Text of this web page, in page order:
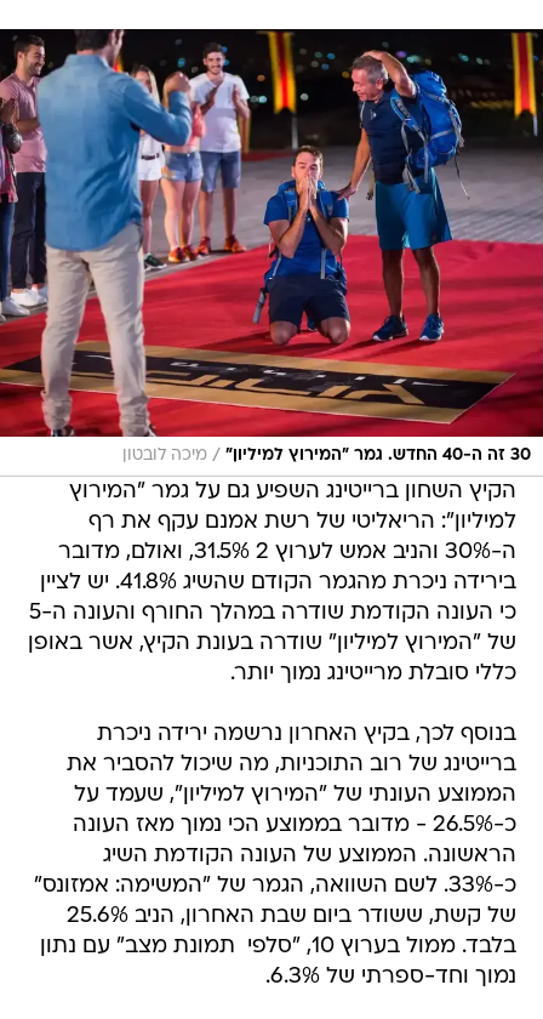
30 זה ה-40 החדש. גמר "המירוץ למיליון" / מיכה לובטון
הקיץ השחון ברייטינג השפיע גם על גמר "המירוץ
למיליון": הריאליטי של רשת אמנם עקף את רף
ה-30% והניב אמש לערוץ 2 31.5%, ואולם, מדובר
בירידה ניכרת מהגמר הקודם שהשיג 41.8%. יש לציין
כי העונה הקודמת שודרה במהלך החורף והעונה ה-5
של "המירוץ למיליון" שודרה בעונת הקיץ, אשר באופן
כללי סובלת מרייטינג נמוך יותר.
בנוסף לכך, בקיץ האחרון נרשמה ירידה ניכרת
ברייטינג של רוב התוכניות, מה שיכול להסביר את
הממוצע העונתי של "המירוץ למיליון", שעמד על
כ-26.5% - מדובר בממוצע הכי נמוך מאז העונה
הראשונה. הממוצע של העונה הקודמת השיג
כ-33%. לשם השוואה, הגמר של "המשימה: אמזונס"
של קשת, ששודר ביום שבת האחרון, הניב 25.6%
בלבד. ממול בערוץ 10, "סלפי  תמונת מצב" עם נתון
נמוך וחד-ספרתי של 6.3%.